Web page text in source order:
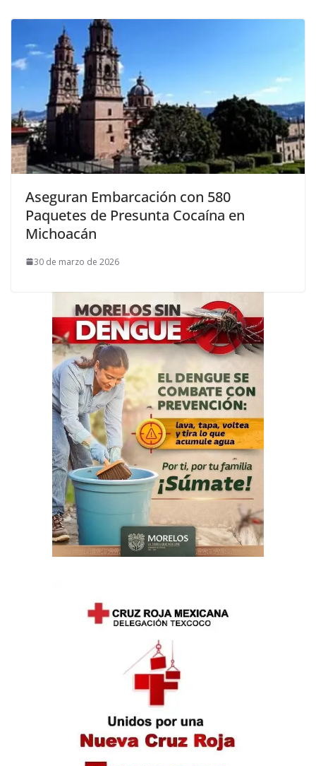
Aseguran Embarcación con 580
Paquetes de Presunta Cocaína en
Michoacán
30 de marzo de 2026